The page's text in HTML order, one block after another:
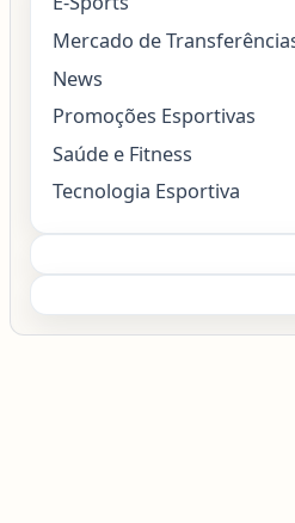
Mercado de
News
Promoções Esportivas
Saúde e Fitness
Tecnologia Esportiva